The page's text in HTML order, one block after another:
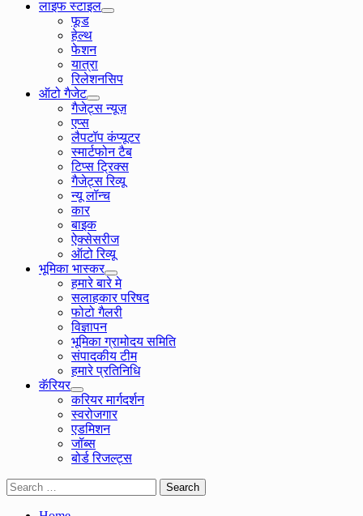
लाइफ स्टाइल
फूड
हेल्थ
फेशन
यात्रा
रिलेशनसिप
ऑटो गैजेट
गैजेट्स न्यूज़
एप्स
लैपटॉप कंप्यूटर
स्मार्टफोन टैब
टिप्स ट्रिक्स
गैजेट्स रिव्यू
न्यू लॉन्च
कार
बाइक
ऐक्सेसरीज
ऑटो रिव्यू
भूमिका भास्कर
हमारे बारे मे
सलाहकार परिषद
फोटो गैलरी
विज्ञापन
भूमिका ग्रामोदय समिति
संपादकीय टीम
हमारे प्रतिनिधि
कॅरियर
करियर मार्गदर्शन
स्वरोजगार
एडमिशन
जॉब्स
बोर्ड रिजल्ट्स
Search
for: